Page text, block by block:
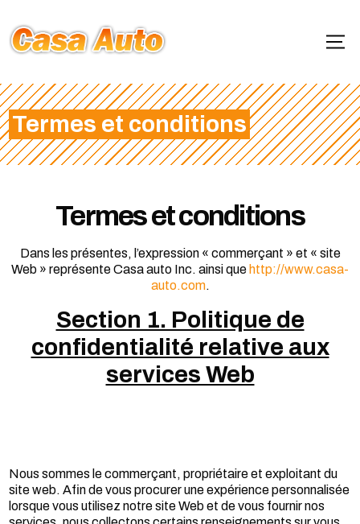
Termes et conditions
Termes et conditions
Dans les présentes, l’expression « commerçant » et « site
Web » représente Casa auto Inc. ainsi que http://www.casa-
auto.com.
Section 1. Politique de
confidentialité relative aux
services Web
Nous sommes le commerçant, propriétaire et exploitant du
site web. Afin de vous procurer une expérience personnalisée
lorsque vous utilisez notre site Web et de vous fournir nos